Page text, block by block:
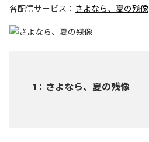
各配信サービス： さよなら、夏の残像
1 ： さよなら、夏の残像